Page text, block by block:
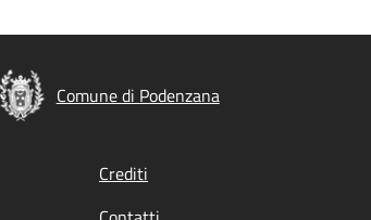
Comune di Podenzana
Crediti